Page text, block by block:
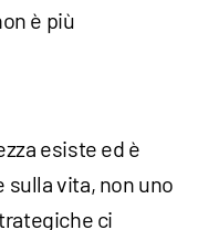
è più
esiste ed è
sulla vita, non uno
ci